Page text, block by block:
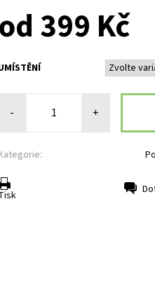
od 399 Kč
- +